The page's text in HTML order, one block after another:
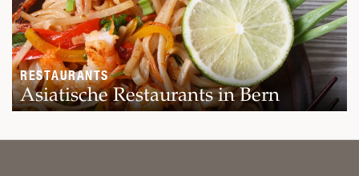
RESTAURANTS
Asiatische Restaurants in Bern